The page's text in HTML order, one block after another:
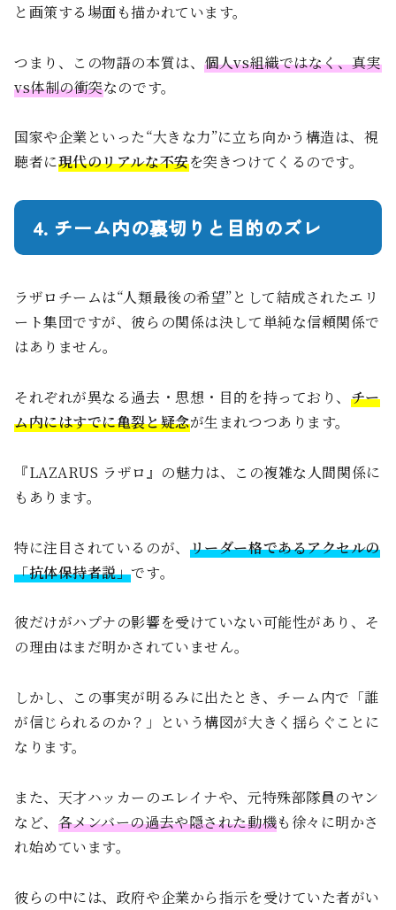
と画策する場面も描かれています。
つまり、この物語の本質は、個人vs組織ではなく、真実
vs体制の衝突なのです。
国家や企業といった“大きな力”に立ち向かう構造は、視
聴者に現代のリアルな不安を突きつけてくるのです。
4. チーム内の裏切りと目的のズレ
ラザロチームは“人類最後の希望”として結成されたエリ
ート集団ですが、彼らの関係は決して単純な信頼関係で
はありません。
それぞれが異なる過去・思想・目的を持っており、 チー
ム内にはすでに亀裂と疑念が生まれつつあります。
『LAZARUS ラザロ』の魅力は、この複雑な人間関係に
もあります。
特に注目されているのが、 リーダー格であるアクセルの
「抗体保持者説」です。
彼だけがハプナの影響を受けていない可能性があり、そ
の理由はまだ明かされていません。
しかし、この事実が明るみに出たとき、チーム内で「誰
が信じられるのか？」という構図が大きく揺らぐことに
なります。
また、天才ハッカーのエレイナや、元特殊部隊員のヤン
など、 各メンバーの過去や隠された動機も徐々に明かさ
れ始めています。
彼らの中には、政府や企業から指示を受けていた者がい